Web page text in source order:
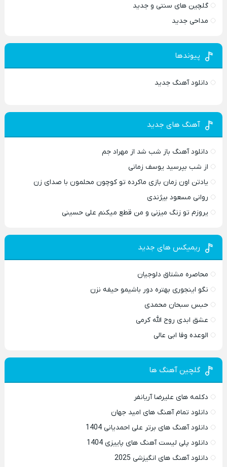
گلچین های سنتی و جدید
مداحی جدید
پیوندها
دانلود آهنگ جدید
آهنگ های جدید
دانلود آهنگ باز شب شد از مهراد جم
از شب بپرسید یوسف زمانی
یادتن اون زمان بازی ماکرده تو کوچون محلمون با صدای زن
روانی مسعود بیژندی
یروزم تو زنگ میزنی و من قطع میکنم علی حسینی
ریمیکس های جدید
محاصره مشتاق دلوجیان
نگو اینجوری بهتره دور باشیمو حیفه نزن
حبس سبحان محمدی
عشق ابدی روح الله کرمی
الوعده وفا ابی عالی
گلچین آهنگ ها
دکلمه های علیرضا آریانفر
دانلود تمام آهنگ های امید جهان
دانلود آهنگ های برتر علی احمدیانی 1404
دانلود پلی لیست آهنگ های پاییزی 1404
دانلود آهنگ های انگیزشی 2025